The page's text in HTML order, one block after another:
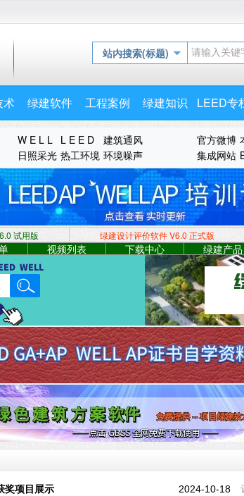
站内搜索(标题)
术 绿建软件 工程案例 绿建知识 LEED专
W E L L L E E D
建筑通风
日照采光 热工环境 环境噪声
官方微博
集成网站
试用版 绿建设计评价软件 V6.0 正式版
视频列表 下载中心 绿建产品
2024-10-18
奖项目展示